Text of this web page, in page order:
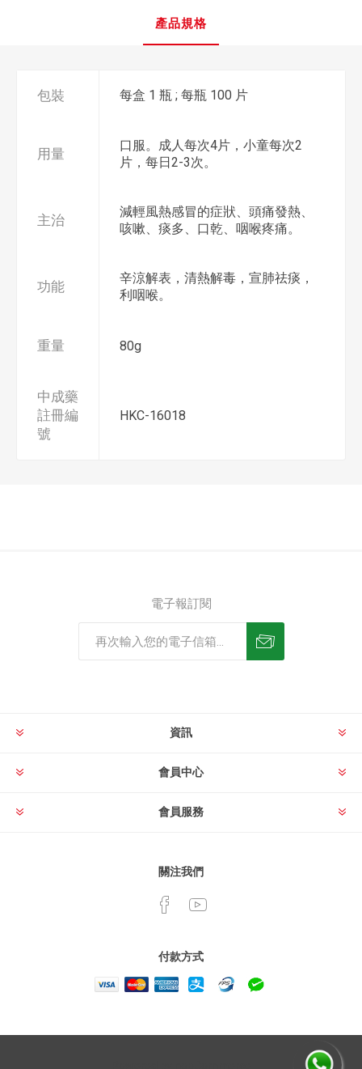
產品規格
包裝 每盒 1 瓶 ; 每瓶 100 片
用量
口服。成人每次4片，小童每次2
片，每日2-3次。
主治
減輕風熱感冒的症狀、頭痛發熱、
咳嗽、痰多、口乾、咽喉疼痛。
功能
辛涼解表，清熱解毒，宣肺祛痰，
利咽喉。
重量 80g
中成藥
註冊編
號
HKC-16018
電子報訂閱
資訊
會員中心
會員服務
關注我們
付款方式